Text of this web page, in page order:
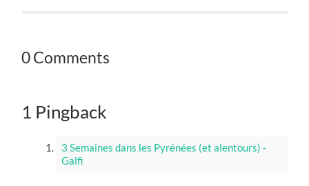
0 Comments
1 Pingback
3 Semaines dans les Pyrénées (et alentours) -
Galfi